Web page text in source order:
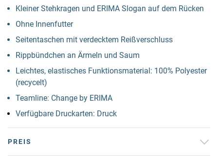
Kleiner Stehkragen und ERIMA Slogan auf dem Rücken
Ohne Innenfutter
Seitentaschen mit verdecktem Reißverschluss
Rippbündchen an Ärmeln und Saum
Leichtes, elastisches Funktionsmaterial: 100% Polyester
(recycelt)
Teamline: Change by ERIMA
Verfügbare Druckarten: Druck
PREIS